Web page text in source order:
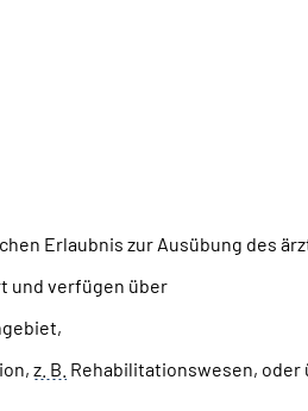
Erlaubnis zur Ausübung des
und verfügen über
z. B. Rehabilitationswesen, oder